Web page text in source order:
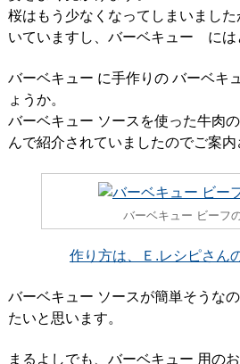
桜はもう少なくなってしまいまし
いていますし、バーベキュー には
バーベキュー に手作りの バーベキ
ょうか。
バーベキュー ソースを使った牛肉
んで紹介されていましたのでご案
バーベキュー ビーフ
作り方は、Ｅ.レシピさん
バーベキュー ソースが簡単そうな
たいと思います。
まるよしでも、バーベキュー 用の